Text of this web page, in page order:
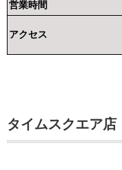
営業時間
アクセス
タイムスクエア店